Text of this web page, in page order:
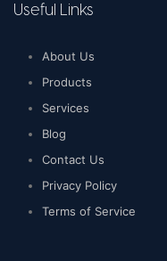
Useful Links
About Us
Products
Services
Blog
Contact Us
Privacy Policy
Terms of Service